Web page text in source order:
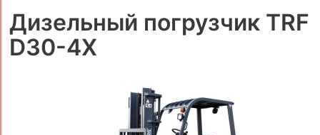
Дизельный погрузчик TRF
D30-4X